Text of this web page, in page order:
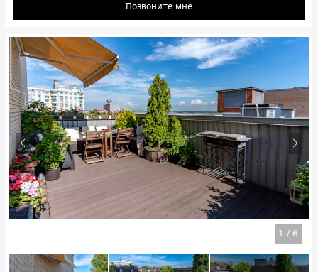
Позвоните мне
1 / 6